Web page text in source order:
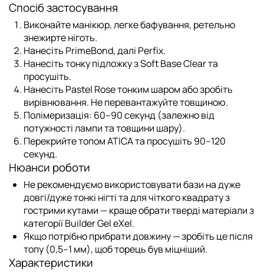
Спосіб застосування
Виконайте манікюр, легке бафування, ретельно
знежирте ніготь.
Нанесіть PrimeBond, далі Perfix.
Нанесіть тонку підложку зSoft Base Clearта
просушіть.
Нанесіть Pastel Roseтонким шаром або зробіть
вирівнювання. Не перевантажуйте товщиною.
Полімеризація: 60–90 секунд (залежно від
потужності лампи та товщини шару).
Перекрийтетопом ATICAта просушіть 90–120
секунд.
Нюанси роботи
Не рекомендуємо використовувати бази на дуже
довгі/дуже тонкі нігті та для чіткого квадрату з
гострими кутами — краще обрати тверді матеріали з
категоріїBuilder Gel eXel.
Якщо потрібно прибрати довжину — зробіть це після
топу (0,5–1 мм), щоб торець був міцніший.
Характеристики